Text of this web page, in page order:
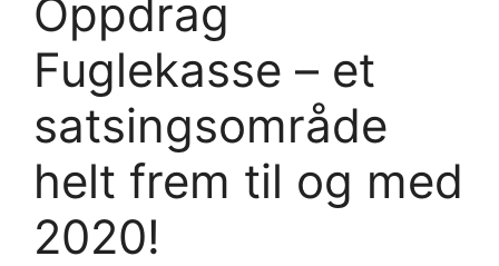
Oppdrag
Fuglekasse – et
satsingsområde
helt frem til og med
2020!